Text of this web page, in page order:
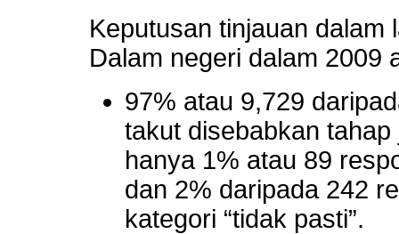
Keputusan tinjauan dalam
Dalam negeri dalam 2009
97% atau 9,729
takut disebabkan
hanya 1% atau 89
dan 2% daripada 242
kategori “tidak pasti”.